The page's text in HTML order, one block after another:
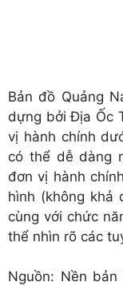
Bản đồ Quảng
dựng bởi Địa Ốc
vị hành chính
có thể dễ dàng
đơn vị hành
hình (không khả
cùng với chức
thể nhìn rõ các
Nguồn: Nền